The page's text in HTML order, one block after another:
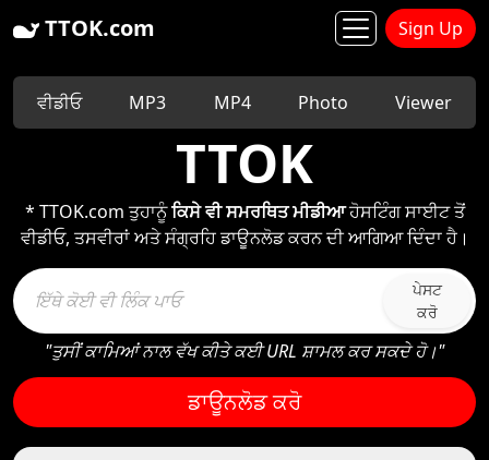
TTOK.com Sign Up
ਵੀਡੀਓ MP3 MP4 Photo Viewer
TTOK
* TTOK.com ਤੁਹਾਨੂੰਕਿਸੇ ਵੀ ਸਮਰਥਿਤ ਮੀਡੀਆਹੋਸਟਿੰਗ ਸਾਈਟ ਤੋਂ
ਵੀਡੀਓ, ਤਸਵੀਰਾਂ ਅਤੇ ਸੰਗ੍ਰਹਿ ਡਾਊਨਲੋਡ ਕਰਨ ਦੀ ਆਗਿਆ ਦਿੰਦਾ ਹੈ।
ਪੇਸਟ
ਕਰੋ
"ਤੁਸੀਂ ਕਾਮਿਆਂ ਨਾਲ ਵੱਖ ਕੀਤੇ ਕਈ URL ਸ਼ਾਮਲ ਕਰ ਸਕਦੇ ਹੋ।"
ਡਾਊਨਲੋਡ ਕਰੋ